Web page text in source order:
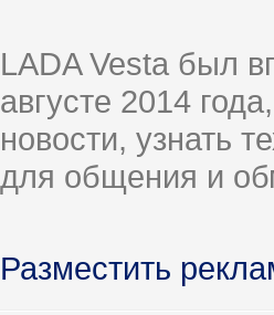
LADA Vesta был
августе 2014
новости, узнать
для общения и
Разместить